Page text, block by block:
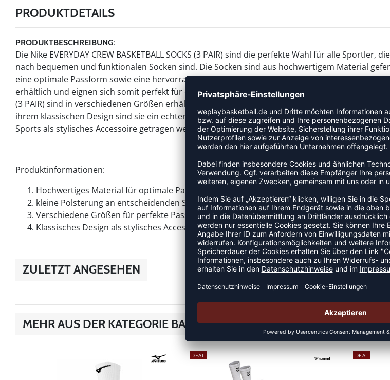
PRODUKTDETAILS
PRODUKTBESCHREIBUNG:
Die Nike EVERYDAY CREW BASKETBALL SOCKS (3 PAIR) sind die perfekte Wahl für alle Sportler,
nach bequemen und funktionalen Socken sind. Die Socken sind aus hochwertigem Material
eine optimale Passform sowie eine hervorragende Atmungsaktivität. Sie sind in einem
erhältlich und eignen sich somit perfekt für den täglichen Einsatz. Die Nike EVERYDAY CREW
(3 PAIR) sind in verschiedenen Größen erhältlich und bieten somit eine perfekte Passform für
ihrem klassischen Design sind sie ein echter Hingucker auf dem Spielfeld und können auch
Sports als stylisches Accessoire getragen werden.
Produktinformationen:
Hochwertiges Material für optimale Passform und Atmungsaktivität
kleine Polsterung an entscheidenden Stellen für Dämpfung und Unterstützung
Verschiedene Größen für perfekte Passform
Klassisches Design als stylisches Accessoire auch außerhalb des Sports
ZULETZT ANGESEHEN
MEHR AUS DER KATEGORIE BASKETBALLSOCKEN
DEAL DEAL